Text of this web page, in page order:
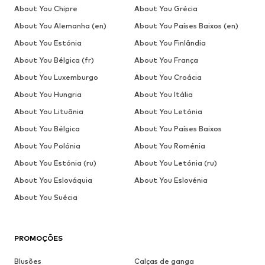
PROMOÇÕES
Blusões
Calças de ganga
About You Chipre
About You Grécia
About You Alemanha (en)
About You Países Baixos (en)
About You Estónia
About You Finlândia
About You Bélgica (fr)
About You França
About You Luxemburgo
About You Croácia
About You Hungria
About You Itália
About You Lituânia
About You Letónia
About You Bélgica
About You Países Baixos
About You Polónia
About You Roménia
About You Estónia (ru)
About You Letónia (ru)
About You Eslováquia
About You Eslovénia
About You Suécia